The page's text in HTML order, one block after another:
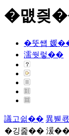
�먮즺
�뚯썝 媛
濡쒓렇��
議고쉶�� 異붿
�깅줉�� 湲